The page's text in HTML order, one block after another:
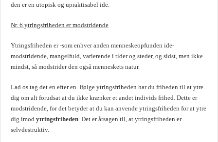
den er en utopisk og upraktisabel ide.
Nr. 6 ytringsfriheden er modstridende
Ytringsfriheden er -som enhver anden menneskeopfunden ide-
modstridende, mangelfuld, varierende i tider og steder, og sidst, men ikke
mindst, så modstrider den også menneskets natur.
Lad os tag det en efter en. Ifølge ytringsfriheden har du friheden til at ytre
dig om alt forudsat at du ikke krænker et andet individs frihed. Dette er
modstridende, for det betyder at du kan anvende ytringsfriheden for at ytre
dig imodytringsfriheden . Det er årsagen til, at ytringsfriheden er
selvdestruktiv.